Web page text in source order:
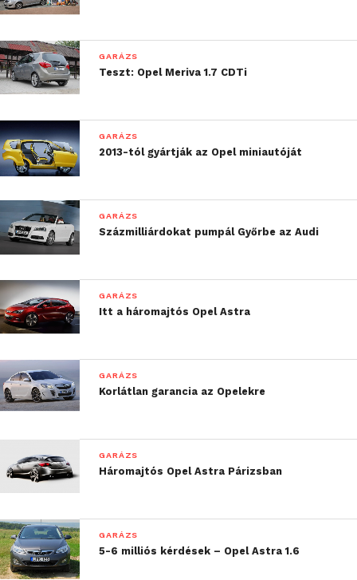
GARÁZS
Teszt: Opel Meriva 1.7 CDTi
GARÁZS
2013-tól gyártják az Opel miniautóját
GARÁZS
Százmilliárdokat pumpál Győrbe az Audi
GARÁZS
Itt a háromajtós Opel Astra
GARÁZS
Korlátlan garancia az Opelekre
GARÁZS
Háromajtós Opel Astra Párizsban
GARÁZS
5-6 milliós kérdések – Opel Astra 1.6